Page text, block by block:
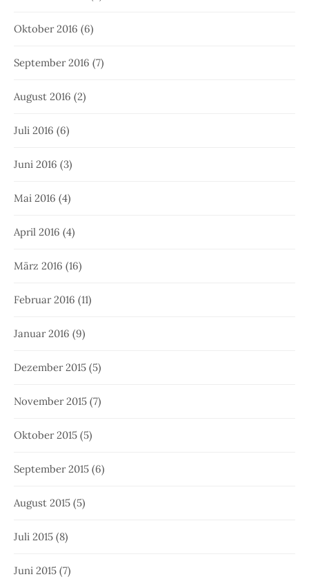
Oktober 2016 (6)
September 2016 (7)
August 2016 (2)
Juli 2016 (6)
Juni 2016 (3)
Mai 2016 (4)
April 2016 (4)
März 2016 (16)
Februar 2016 (11)
Januar 2016 (9)
Dezember 2015 (5)
November 2015 (7)
Oktober 2015 (5)
September 2015 (6)
August 2015 (5)
Juli 2015 (8)
Juni 2015 (7)